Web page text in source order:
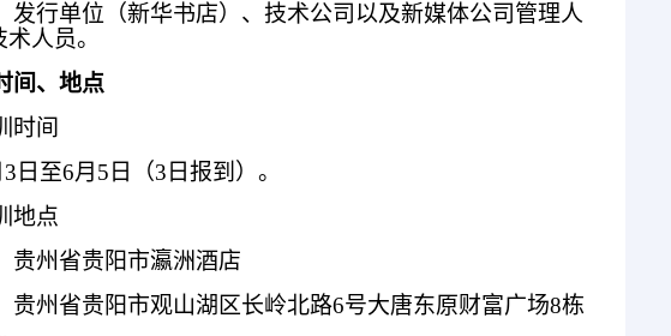
发行单位（新华书店）、技术公司以及新媒体公司管理人
人员。
间、地点
时间
日至6月5日（3日报到）。
地点
贵州省贵阳市瀛洲酒店
贵州省贵阳市观山湖区长岭北路6号大唐东原财富广场8栋